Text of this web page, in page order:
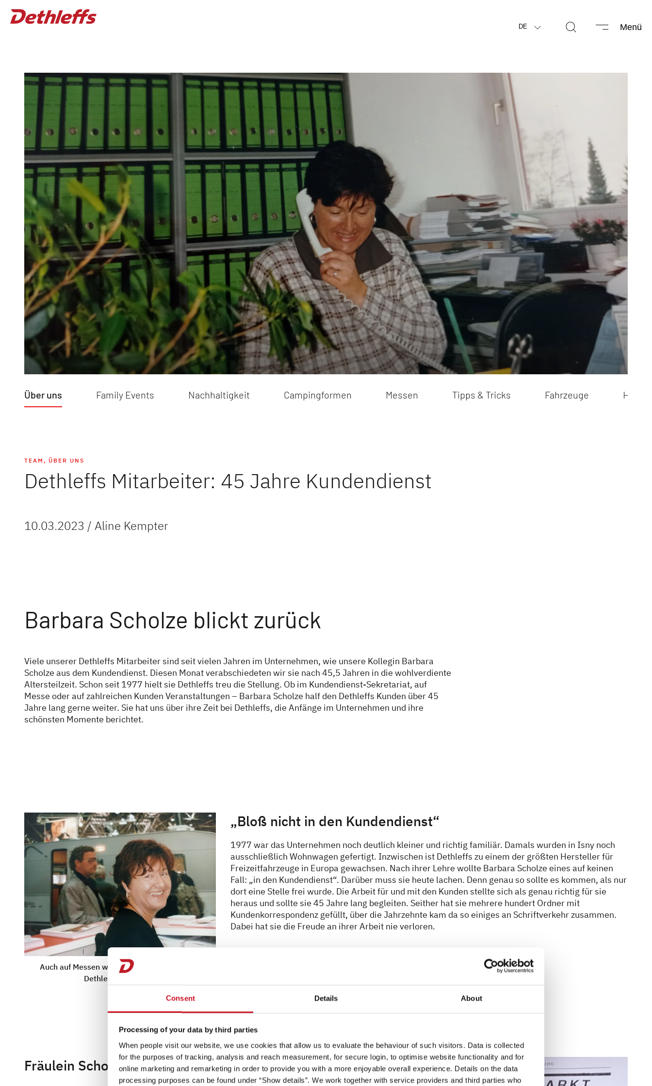
Consent Details About
Processing of your data by third parties
When people visit our website, we use cookies that allow us to evaluate the behaviour of such visitors. Data is collected
for the purposes of tracking, analysis and reach measurement, for secure login, to optimise website functionality and for
online marketing and remarketing in order to provide you with a more enjoyable overall experience. Details on the data
processing purposes can be found under “Show details”. We work together with service providers and third parties who
DE Menü
Wohnwagen
Wohnmobile
Camper Vans
Dethleffs Original Zubehör
Service
Dethleffs Versprechen
Reiselust
Unternehmen
Händlersuche
Fahrzeugbörse
Blog
BLOG
Kundenstimmen
Über uns
ÜBER UNS
Ausbildung
Team
Nachhaltigkeit
Campingformen
Messen
Tipps & Tricks
Fahrzeuge
How to Videos
Über uns Family Events Nachhaltigkeit Campingformen Messen Tipps & Tricks Fahrzeuge How
TEAM , ÜBER UNS
Dethleffs Mitarbeiter: 45 Jahre Kundendienst
10.03.2023 / Aline Kempter
Barbara Scholze blickt zurück
Viele unserer Dethleffs Mitarbeiter sind seit vielen Jahren im Unternehmen, wie unsere Kollegin Barbara
Scholze aus dem Kundendienst. Diesen Monat verabschiedeten wir sie nach 45,5 Jahren in die wohlverdiente
Altersteilzeit. Schon seit 1977 hielt sie Dethleffs treu die Stellung. Ob im Kundendienst-Sekretariat, auf
Messe oder auf zahlreichen Kunden Veranstaltungen – Barbara Scholze half den Dethleffs Kunden über 45
Jahre lang gerne weiter. Sie hat uns über ihre Zeit bei Dethleffs, die Anfänge im Unternehmen und ihre
schönsten Momente berichtet.
Auch auf Messen war Barbara Scholze für die
Dethleffs Kunden da
„Bloß nicht in den Kundendienst“
1977 war das Unternehmen noch deutlich kleiner und richtig familiär. Damals wurden in Isny noch
ausschließlich Wohnwagen gefertigt. Inzwischen ist Dethleffs zu einem der größten Hersteller für
Freizeitfahrzeuge in Europa gewachsen. Nach ihrer Lehre wollte Barbara Scholze eines auf keinen
Fall: „in den Kundendienst“. Darüber muss sie heute lachen. Denn genau so sollte es kommen, als nur
dort eine Stelle frei wurde. Die Arbeit für und mit den Kunden stellte sich als genau richtig für sie
heraus und sollte sie 45 Jahre lang begleiten. Seither hat sie mehrere hundert Ordner mit
Kundenkorrespondenz gefüllt, über die Jahrzehnte kam da so einiges an Schriftverkehr zusammen.
Dabei hat sie die Freude an ihrer Arbeit nie verloren.
Fräulein Scholze zum Diktat